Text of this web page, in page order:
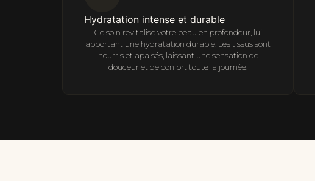
Hydratation intense et durable
Ce soin revitalise votre peau en profondeur, lui
apportant une hydratation durable. Les tissus sont
nourris et apaisés, laissant une sensation de
douceur et de confort toute la journée.